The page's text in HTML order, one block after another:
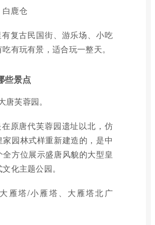
白鹿仓
复古民国街、游乐场、小吃
有玩有景，适合玩一整天。
些景点
唐芙蓉园。
原唐代芙蓉园遗址以北，仿
家园林式样重新建造的，是中
全方位展示盛唐风貌的大型皇
化主题公园。
雁塔/小雁塔、大雁塔北广